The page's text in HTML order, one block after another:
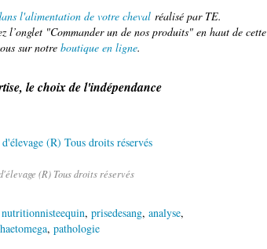
l'alimentation de votre cheval réalisé par TE.
l’onglet "Commander un de nos produits" en haut de cette
sur notre boutique en ligne.
le choix de l'indépendance
(R) Tous droits réservés
nutritionnisteequin, prisedesang, analyse,
, pathologie